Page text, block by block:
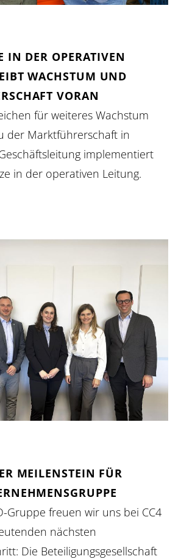
IN DER OPERATIVEN
WACHSTUM UND
VORAN
für weiteres Wachstum
der Marktführerschaft in
implementiert
in der operativen Leitung.
MEILENSTEIN FÜR
Gruppe freuen wir uns bei CC4
nächsten
Die Beteiligungsgesellschaft